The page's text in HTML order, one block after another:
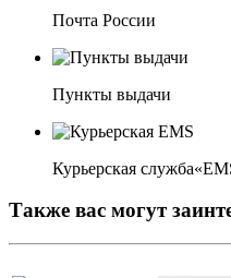
Почта России
Пункты выдачи
Курьерская
Также вас могут